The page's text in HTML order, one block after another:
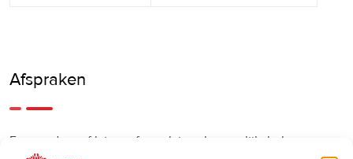
Afspraken
Een eerdere of latere afspraak is ook mogelijk, bel ons